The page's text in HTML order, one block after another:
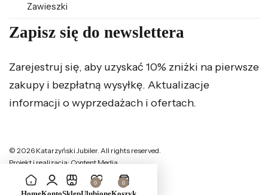
Zawieszki
Zapisz się do newslettera
Zarejestruj się, aby uzyskać 10% zniżki na pierwsze
zakupy i bezpłatną wysyłkę. Aktualizacje
informacji o wyprzedażach i ofertach.
© 2026 Katarzyński Jubiler. All rights reserved.
Projekt i realizacja: Content Media
0 0